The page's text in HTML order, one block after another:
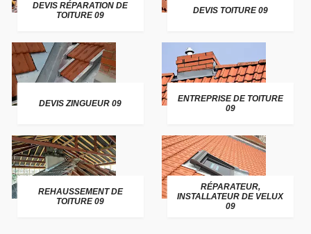
DEVIS RÉPARATION DE
TOITURE 09
DEVIS TOITURE 09
DEVIS ZINGUEUR 09
ENTREPRISE DE TOITURE
09
REHAUSSEMENT DE
TOITURE 09
RÉPARATEUR,
INSTALLATEUR DE VELUX
09